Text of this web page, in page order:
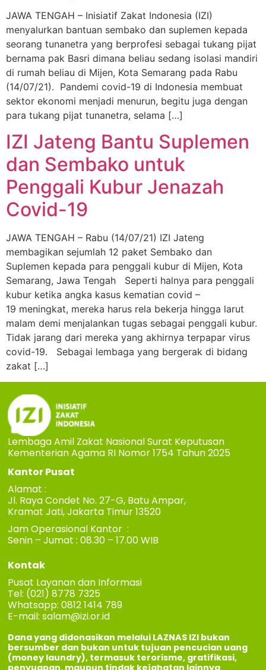
JAWA TENGAH – Inisiatif Zakat Indonesia (IZI)
menyalurkan bantuan sembako dan suplemen kepada
seorang tunanetra yang berprofesi sebagai tukang pijat
bernama pak Basri dimana beliau sedang isolasi mandiri
di rumah beliau di Mijen, Kota Semarang pada Rabu
(14/07/21). Pandemi covid-19 di Indonesia membuat
sektor ekonomi menjadi menurun, begitu juga dengan
para tukang pijat tunanetra, selama […]
IZI Jateng Bantu Suplemen
dan Sembako untuk
Penggali Kubur Jenazah
Covid-19
JAWA TENGAH – Rabu (14/07/21) IZI Jateng
membagikan sejumlah 12 paket Sembako dan
Suplemen kepada para penggali kubur di Mijen, Kota
Semarang, Jawa Tengah Seperti halnya para penggali
kubur ketika angka kasus kematian covid –
19 meningkat, mereka harus rela bekerja hingga larut
malam demi menjalankan tugas sebagai penggali kubur.
Tidak jarang dari mereka yang akhirnya terpapar virus
covid-19. Sebagai lembaga yang bergerak di bidang
zakat […]
Lembaga Amil Zakat Nasional Surat Keputusan
Kementerian Agama RI Nomor 1754 Tahun 2025
Kantor Pusat
Alamat :
Jl. Raya Condet No. 27-G, Batu Ampar,
Kramat Jati, Jakarta Timur 13520
Jam Operasional Kantor :
Senin – Jumat : 08.30 – 17.00 WIB
Kontak
Pusat Layanan dan Informasi
Tel: (021) 8778 7325
Whatsapp: 0812 1414 789
E-mail:salam@izi.or.id
Dana yang didonasikan melalui LAZNAS IZI bukan
bersumber dan bukan untuk tujuan pencucian uang
(money laundry), termasuk terorisme, gratifikasi,
penyuapan, maupun tindak kejahatan lainnya